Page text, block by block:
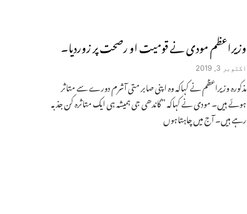
وزیراعظم مودی نے قومیت او رصحت پر زوردیا۔
اکتوبر 3, 2019
مذکورہ وزیراعظم نے کہاکہ وہ اپنی صابر متی آشرم دورے سے متاثر
ہوئے ہیں۔ مودی نے کہاکہ ”گاندھی جی ہمیشہ ہی ایک متاثرہ کن جذبہ
رہے ہیں۔ آج میں چاہتاہوں